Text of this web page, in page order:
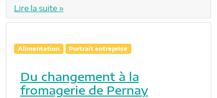
Lire la suite »
Alimentation Portrait entreprise
Du changement à la
fromagerie de Pernay